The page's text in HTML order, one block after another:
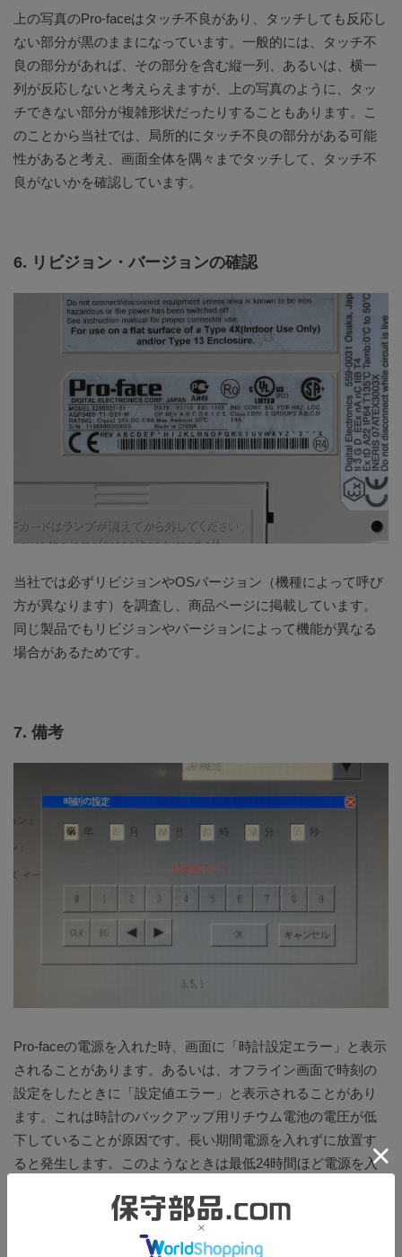
上の写真のPro-faceはタッチ不良があり、タッチしても反応し
ない部分が黒のままになっています。一般的には、タッチ不
良の部分があれば、その部分を含む縦一列、あるいは、横一
列が反応しないと考えらえますが、上の写真のように、タッ
チできない部分が複雑形状だったりすることもあります。こ
のことから当社では、局所的にタッチ不良の部分がある可能
性があると考え、画面全体を隅々までタッチして、タッチ不
良がないかを確認しています。
6. リビジョン・バージョンの確認
当社では必ずリビジョンやOSバージョン（機種によって呼び
方が異なります）を調査し、商品ページに掲載しています。
同じ製品でもリビジョンやバージョンによって機能が異なる
場合があるためです。
7. 備考
Pro-faceの電源を入れた時、画面に「時計設定エラー」と表示
されることがあります。あるいは、オフライン画面で時刻の
設定をしたときに「設定値エラー」と表示されることがあり
ます。これは時計のバックアップ用リチウム電池の電圧が低
下していることが原因です。長い期間電源を入れずに放置す
ると発生します。このようなときは最低24時間ほど電源を入